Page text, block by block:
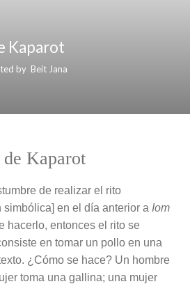
Kaparot
by Beit Jana
Kaparot
de realizar el rito
en el día anterior a Iom
hacerlo, entonces el rito se
en tomar un pollo en una
¿Cómo se hace? Un hombre
toma una gallina; una mujer